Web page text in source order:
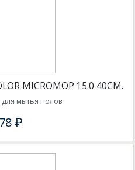
MICROMOP 15.0 40СМ.
мытья полов
₽